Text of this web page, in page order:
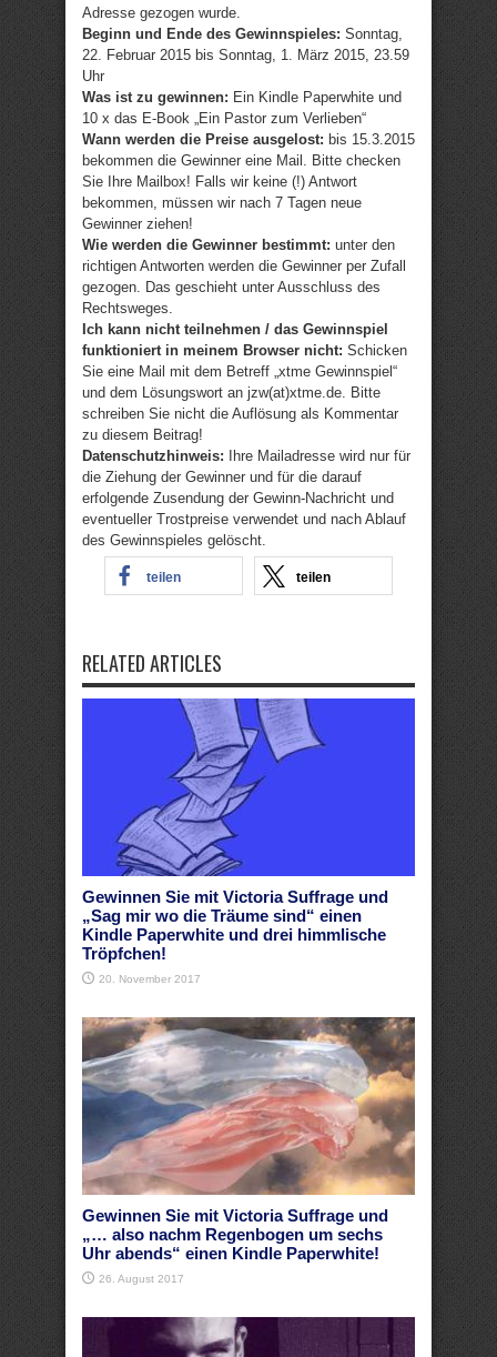
Adresse gezogen wurde.
Beginn und Ende des Gewinnspieles: Sonntag,
22. Februar 2015 bis Sonntag, 1. März 2015, 23.59
Uhr
Was ist zu gewinnen: Ein Kindle Paperwhite und
10 x das E-Book „Ein Pastor zum Verlieben“
Wann werden die Preise ausgelost: bis 15.3.2015
bekommen die Gewinner eine Mail. Bitte checken
Sie Ihre Mailbox! Falls wir keine (!) Antwort
bekommen, müssen wir nach 7 Tagen neue
Gewinner ziehen!
Wie werden die Gewinner bestimmt: unter den
richtigen Antworten werden die Gewinner per Zufall
gezogen. Das geschieht unter Ausschluss des
Rechtsweges.
Ich kann nicht teilnehmen / das Gewinnspiel
funktioniert in meinem Browser nicht: Schicken
Sie eine Mail mit dem Betreff „xtme Gewinnspiel“
und dem Lösungswort an jzw(at)xtme.de. Bitte
schreiben Sie nicht die Auflösung als Kommentar
zu diesem Beitrag!
Datenschutzhinweis: Ihre Mailadresse wird nur für
die Ziehung der Gewinner und für die darauf
erfolgende Zusendung der Gewinn-Nachricht und
eventueller Trostpreise verwendet und nach Ablauf
des Gewinnspieles gelöscht.
teilen teilen
RELATED ARTICLES
Gewinnen Sie mit Victoria Suffrage und
„Sag mir wo die Träume sind“ einen
Kindle Paperwhite und drei himmlische
Tröpfchen!
20. November 2017
Gewinnen Sie mit Victoria Suffrage und
„… also nachm Regenbogen um sechs
Uhr abends“ einen Kindle Paperwhite!
26. August 2017